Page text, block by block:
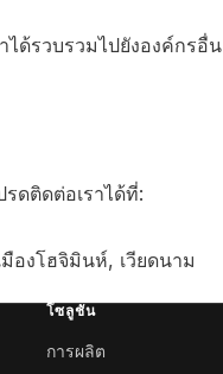
ด้รวบรวมไปยังองค์กรอื่
ดติดต่อเราได้ที่:
องโฮจิมินห์, เวียดนาม
โซลูชัน
การผลิต